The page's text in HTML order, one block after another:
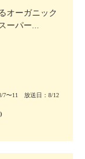
イライナー
ださい。
ロキシスル
、ココイル
ペンチレン
コカミドＤ
オーガニック
ーパー...
7〜11 放送日：8/12